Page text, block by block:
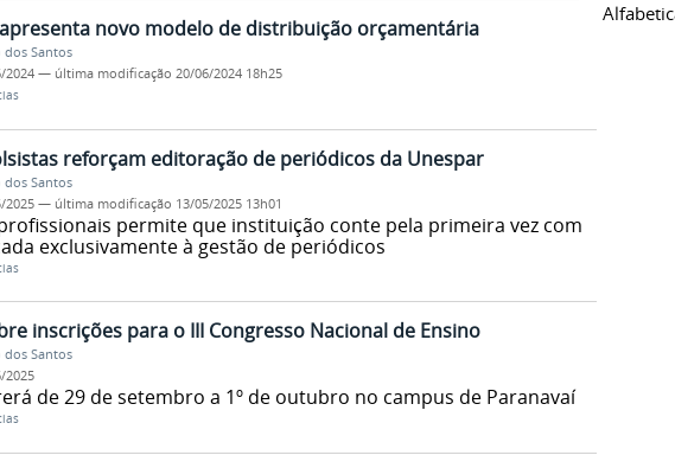
novo modelo de distribuição orçamentária
dos Santos
2024 — última modificação 20/06/2024 18h25
reforçam editoração de periódicos da Unespar
dos Santos
2025 — última modificação 13/05/2025 13h01
permite que instituição conte pela primeira vez com
exclusivamente à gestão de periódicos
inscrições para o III Congresso Nacional de Ensino
dos Santos
2025
de 29 de setembro a 1º de outubro no campus de Paranavaí